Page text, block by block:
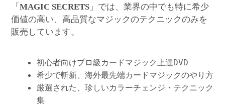
「 MAGIC SECRETS 」では、業界の中でも特に希少
価値の高い、高品質なマジックのテクニックのみを
販売しています。
初心者向けプロ級カードマジック上達DVD
希少で斬新、海外最先端カードマジックのやり方
厳選された、珍しいカラーチェンジ・テクニック
集